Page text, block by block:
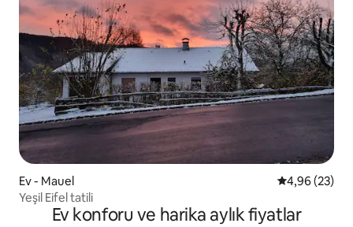
Ev - Mauel 5 üzerinden
4,96 (23)
Yeşil Eifel tatili
Ev konforu ve harika aylık fiyatlar